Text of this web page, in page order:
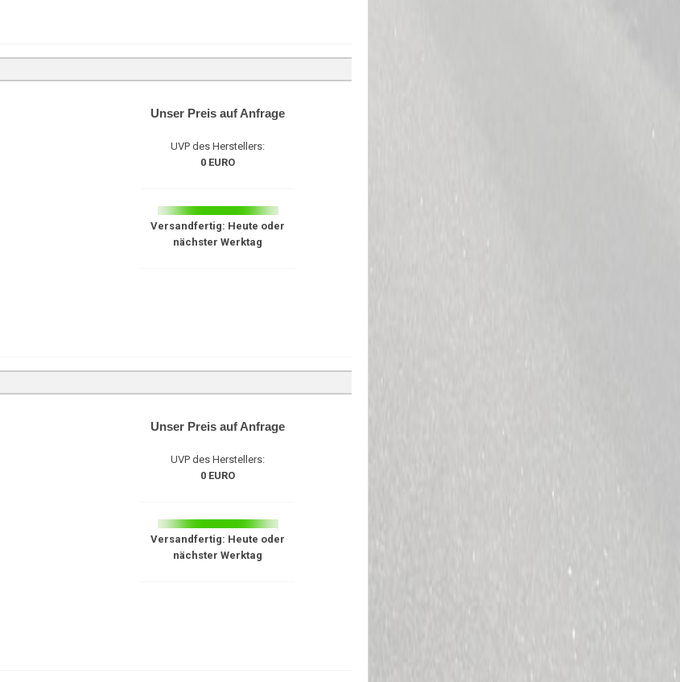
Unser Preis auf Anfrage
UVP des Herstellers:
0 EURO
Versandfertig: Heute oder
nächster Werktag
Unser Preis auf Anfrage
UVP des Herstellers:
0 EURO
Versandfertig: Heute oder
nächster Werktag